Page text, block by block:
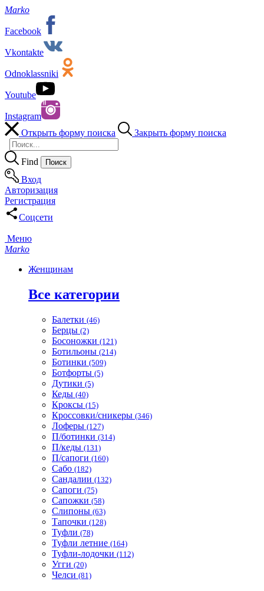
Marko
Facebook
Vkontakte
Odnoklassniki
Youtube
Instagram
Открыть форму поиска
Закрыть форму поиска
Find
Вход
Авторизация
Регистрация
Соцсети
Меню
Marko
Женщинам
Все категории
Балетки (46)
Берцы (2)
Босоножки (121)
Ботильоны (214)
Ботинки (509)
Ботфорты (5)
Дутики (5)
Кеды (40)
Кроксы (15)
Кроссовки/сникеры (346)
Лоферы (127)
П/ботинки (314)
П/кеды (131)
П/сапоги (160)
Сабо (182)
Сандалии (132)
Сапоги (75)
Сапожки (58)
Слипоны (63)
Тапочки (128)
Туфли (78)
Туфли летние (164)
Туфли-лодочки (112)
Угги (20)
Челси (81)